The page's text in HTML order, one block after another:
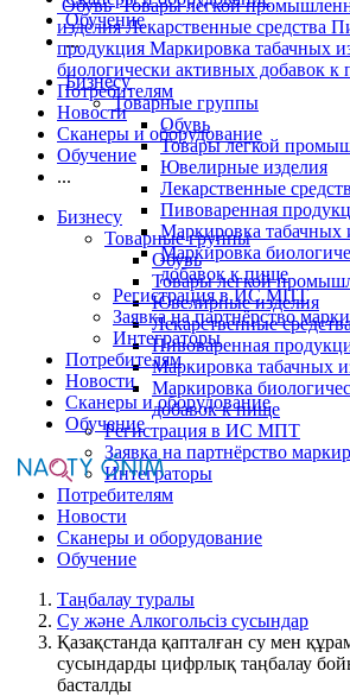
Обучение
...
Бизнесу
Товарные группы
Обувь
Товары легкой
Ювелирные изделия
Лекарственные
Пивоваренная
Маркировка табачных
Маркировка
добавок к пище
Регистрация в ИС МПТ
Заявка на партнёрство
Интеграторы
Потребителям
Новости
Сканеры и оборудование
Обучение
ОбувьТовары легкой
изделияЛекарственные средства
продукция Маркировка табачных
биологически активных добавок к
Потребителям
Новости
Сканеры и оборудование
Обучение
...
Бизнесу
Товарные группы
Обувь
Товары легкой
Ювелирные изделия
Лекарственные
Пивоваренная
Маркировка табачных
Маркировка
добавок к пище
Регистрация в ИС МПТ
Заявка на партнёрство
Интеграторы
Потребителям
Новости
Сканеры и оборудование
Обучение
Таңбалау туралы
Су және Алкогольсіз сусындар
Қазақстанда қапталған су мен
сусындарды цифрлық таңбалау
басталды